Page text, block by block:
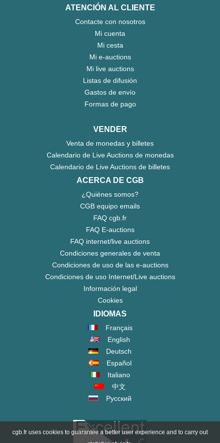
ATENCIÓN AL CLIENTE
Contacte con nosotros
Mi cuenta
Mi cesta
Mi e-auctions
Mi live auctions
Listas de difusión
Gastos de envío
Formas de pago
VENDER
Venta de monedas y billetes
Calendario de Live Auctions de monedas
Calendario de Live Auctions de billetes
ACERCA DE CGB
¿Quiénes somos?
CGB equipo emails
FAQ cgb.fr
FAQ E-auctions
FAQ internet/live auctions
Condiciones generales de venta
Condiciones de uso de las e-auctions
Condiciones de uso Internet/Live auctions
Información legal
Cookies
IDIOMAS
Français
English
Deutsch
Español
Italiano
中文
Русский
cgb.fr uses cookies to guarantee a better user experience and to carry out